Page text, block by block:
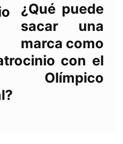
¿Qué puede
sacar una
marca como
con el